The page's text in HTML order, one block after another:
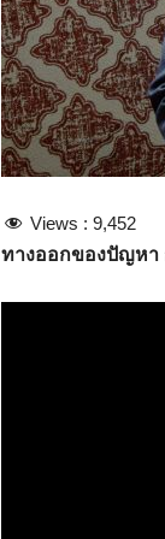
Views : 9,452
ทางออกของปัญห